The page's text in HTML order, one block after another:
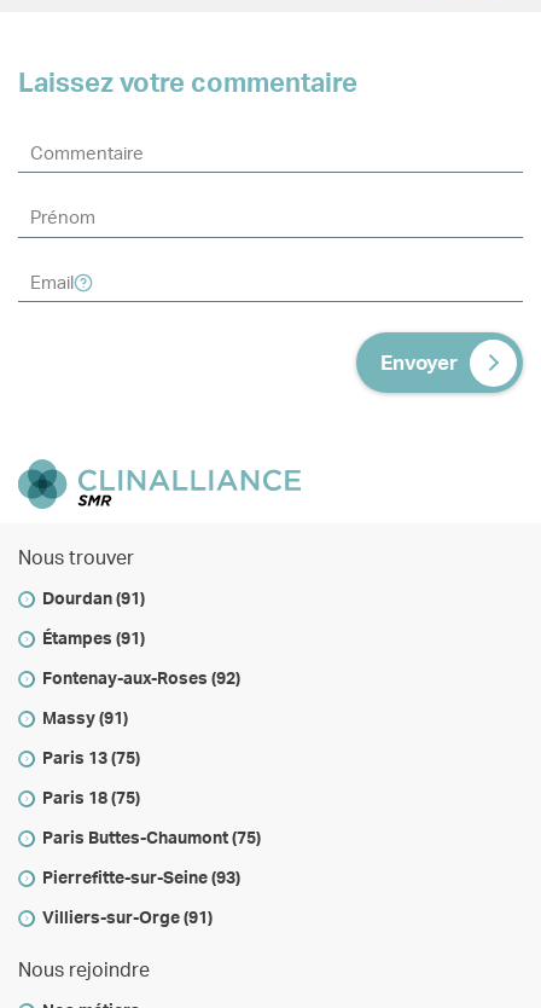
Laissez votre commentaire
Envoyer
Nous trouver
Dourdan (91)
Étampes (91)
Fontenay-aux-Roses (92)
Massy (91)
Paris 13 (75)
Paris 18 (75)
Paris Buttes-Chaumont (75)
Pierrefitte-sur-Seine (93)
Villiers-sur-Orge (91)
Nous rejoindre